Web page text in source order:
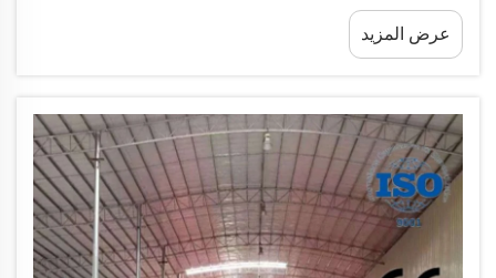
مستوىً ثانياً داخل المبنى، ويمكن استخدامه للتخزين أو
كمنطقة مكاتب أو حتى كمكان للاسترخاء. وفي شركة
هيدا، ندرك مدى أهمية تخطيط هذه...
عرض المزيد